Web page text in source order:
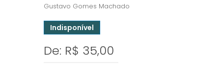
Gustavo Gomes Machado
Indisponível
De: R$ 35,00